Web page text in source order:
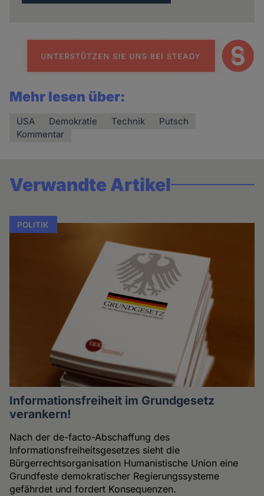
Mehr lesen über:
USA Demokratie Technik
Putsch
Kommentar
Verwandte Artikel
POLITIK
Informationsfreiheit im Grundgesetz
verankern!
Nach der de-facto-Abschaffung des
Informationsfreiheitsgesetzes sieht die
Bürgerrechtsorganisation Humanistische Union eine
Grundfeste demokratischer Regierungssysteme
gefährdet und fordert Konsequenzen.